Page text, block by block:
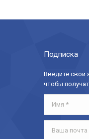
Подписка
Введите свой
чтобы